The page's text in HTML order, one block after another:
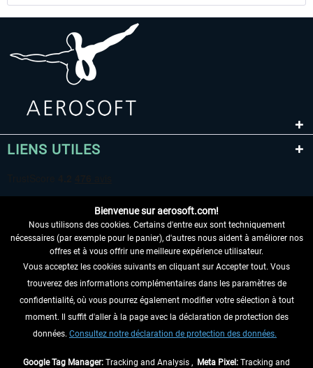
LIENS UTILES
RENONCER AU CONTRAT ICI
INFORMATIONS
NE MANQUEZ PAS LES DERNIÈRES
Bienvenue sur aerosoft.com!
Nous utilisons des cookies. Certains d'entre eux sont techniquement
nécessaires (par exemple pour le panier), d'autres nous aident à améliorer nos
offres et à vous offrir une meilleure expérience utilisateur.
Vous acceptez les cookies suivants en cliquant sur Accepter tout. Vous
trouverez des informations complémentaires dans les paramètres de
confidentialité, où vous pourrez également modifier votre sélection à tout
moment. Il suffit d'aller à la page avec la déclaration de protection des
données. Consultez notre déclaration de protection des données.
Google Tag Manager: Tracking and Analysis , Meta Pixel: Tracking and